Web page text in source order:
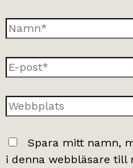
Namn*
E-
post*
Webbplats
Spara mitt namn,
i denna webbläsare till